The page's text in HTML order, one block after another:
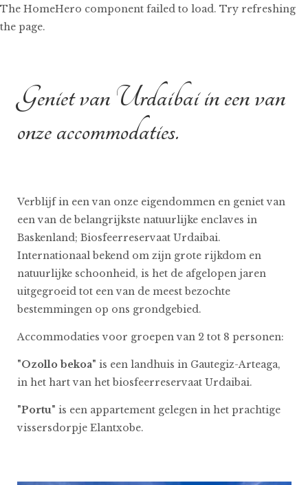
Huis
Alle woningen
Wat te zien en te doen
The HomeHero component failed to load. Try refreshing
the page.
Geniet van Urdaibai in een van
onze accommodaties.
Verblijf in een van onze eigendommen en geniet van
een van de belangrijkste natuurlijke enclaves in
Baskenland; Biosfeerreservaat Urdaibai.
Internationaal bekend om zijn grote rijkdom en
natuurlijke schoonheid, is het de afgelopen jaren
uitgegroeid tot een van de meest bezochte
bestemmingen op ons grondgebied.
Accommodaties voor groepen van 2 tot 8 personen:
"Ozollo bekoa" is een landhuis in Gautegiz-Arteaga,
in het hart van het biosfeerreservaat Urdaibai.
"Portu" is een appartement gelegen in het prachtige
vissersdorpje Elantxobe.